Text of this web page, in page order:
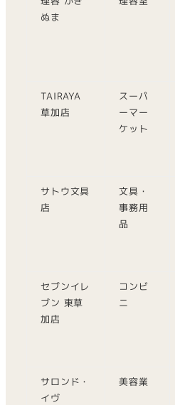
ぬま
TAIRAYA
草加店
スーパ
ーマー
ケット
サトウ文具
店
文具・
事務用
品
セブンイレ
ブン 東草
加店
コンビ
ニ
サロンド・
イヴ
美容業